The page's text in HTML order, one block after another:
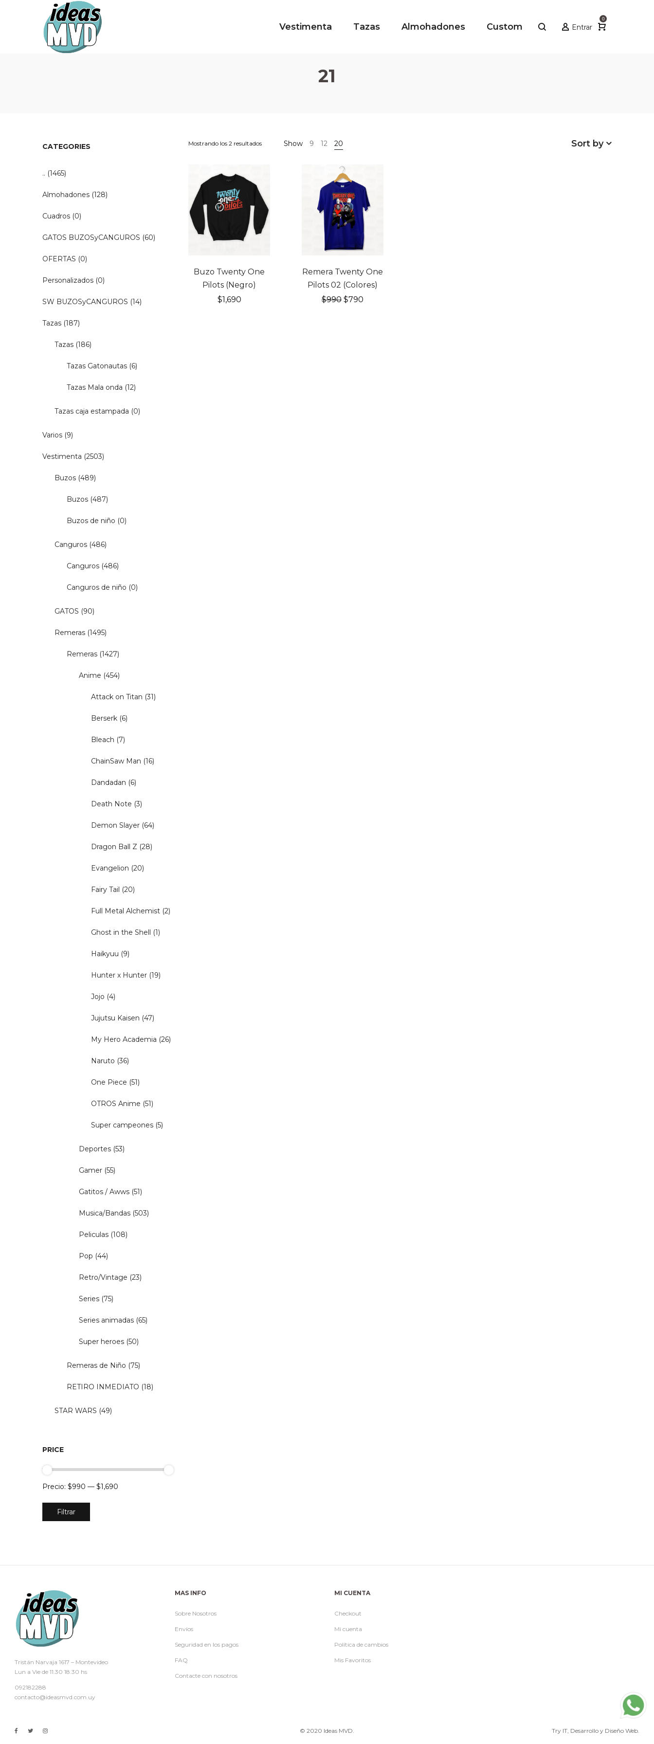
Ideas
Ideas Entrar
0
Vestimenta Tazas Almohadones Custom
21
Mostrando los 2 resultados Show 9 12 20 Sort by
Buzo Twenty One
Pilots (Negro)
$1,690
20% OFF
Remera Twenty One
Pilots 02 (Colores)
$990 El
$790El
CATEGORIES
.. (1465)
Almohadones (128)
Cuadros (0)
GATOS BUZOSyCANGUROS (60)
OFERTAS (0)
Personalizados (0)
SW BUZOSyCANGUROS (14)
Tazas (187)
Tazas (186)
Tazas Gatonautas (6)
Tazas Mala onda (12)
Tazas caja estampada (0)
Varios (9)
Vestimenta (2503)
Buzos (489)
Buzos (487)
Buzos de niño (0)
Canguros (486)
Canguros (486)
Canguros de niño (0)
GATOS (90)
Remeras (1495)
Remeras (1427)
Anime (454)
Attack on Titan (31)
Berserk (6)
Bleach (7)
ChainSaw Man (16)
Dandadan (6)
Death Note (3)
Demon Slayer (64)
Dragon Ball Z (28)
Evangelion (20)
Fairy Tail (20)
Full Metal Alchemist (2)
Ghost in the Shell (1)
Haikyuu (9)
Hunter x Hunter (19)
Jojo (4)
Jujutsu Kaisen (47)
My Hero Academia (26)
Naruto (36)
One Piece (51)
OTROS Anime (51)
Super campeones (5)
Deportes (53)
Gamer (55)
Gatitos / Awws (51)
Musica/Bandas (503)
Peliculas (108)
Pop (44)
Retro/Vintage (23)
Series (75)
Series animadas (65)
Super heroes (50)
Remeras de Niño (75)
RETIRO INMEDIATO (18)
STAR WARS (49)
PRICE
Precio
mínimo
Precio
máximo
Filtrar
Precio: $990 — $1,690
Tristán Narvaja 1617 – Montevideo
Lun a Vie de 11.30 18.30 hs
092182288
contacto@ideasmvd.com.uy
MAS INFO
Sobre Nosotros
Envíos
Seguridad en los pagos
FAQ
Contacte con nosotros
MI CUENTA
Checkout
Mi cuenta
Política de cambios
Mis Favoritos
© 2020 Ideas MVD. Try IT, Desarrollo y Diseño Web.